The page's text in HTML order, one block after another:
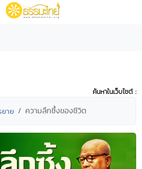
ค้นหาในเว็บไซต์ :
าย ความลึกซึ้งของชีวิต